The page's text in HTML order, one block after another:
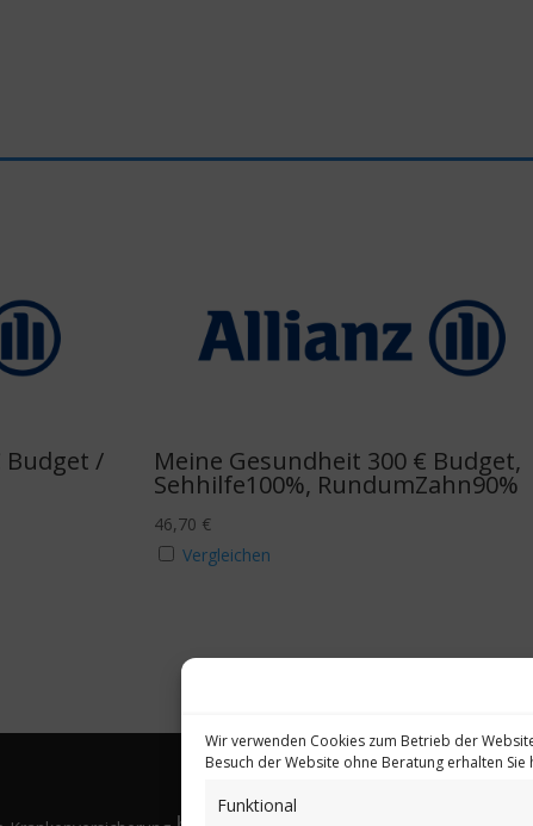
Wir verwenden Cookies zum Betrieb der
Besuch der Website ohne Beratung erhalten
Funktional
Budget / Meine Gesundheit 300 € Budget,
Sehhilfe100%, RundumZahn90%
46,70 €
Vergleichen